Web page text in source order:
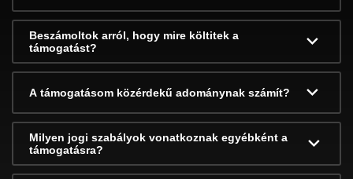
Beszámoltok arról, hogy mire költitek a
támogatást?
A támogatásom közérdekű adománynak számít?
Milyen jogi szabályok vonatkoznak egyébként a
támogatásra?